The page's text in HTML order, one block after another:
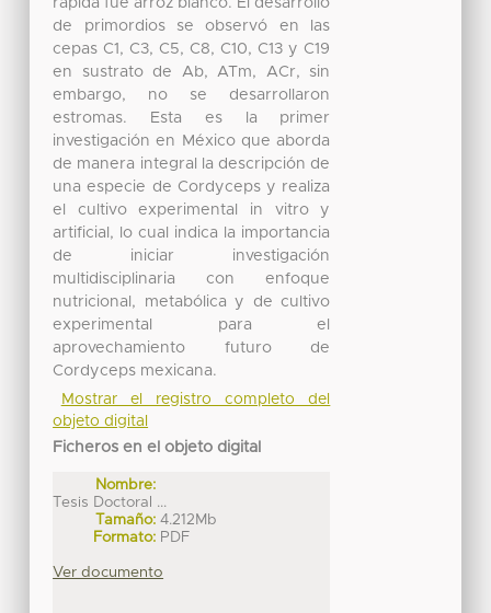
rápida fue arroz blanco. El desarrollo
de primordios se observó en las
cepas C1, C3, C5, C8, C10, C13 y C19
en sustrato de Ab, ATm, ACr, sin
embargo, no se desarrollaron
estromas. Esta es la primer
investigación en México que aborda
de manera integral la descripción de
una especie de Cordyceps y realiza
el cultivo experimental in vitro y
artificial, lo cual indica la importancia
de iniciar investigación
multidisciplinaria con enfoque
nutricional, metabólica y de cultivo
experimental para el
aprovechamiento futuro de
Cordyceps mexicana.
Mostrar el registro completo del
objeto digital
Ficheros en el objeto digital
Nombre:
Tesis Doctoral ...
Tamaño: 4.212Mb
Formato: PDF
Ver documento